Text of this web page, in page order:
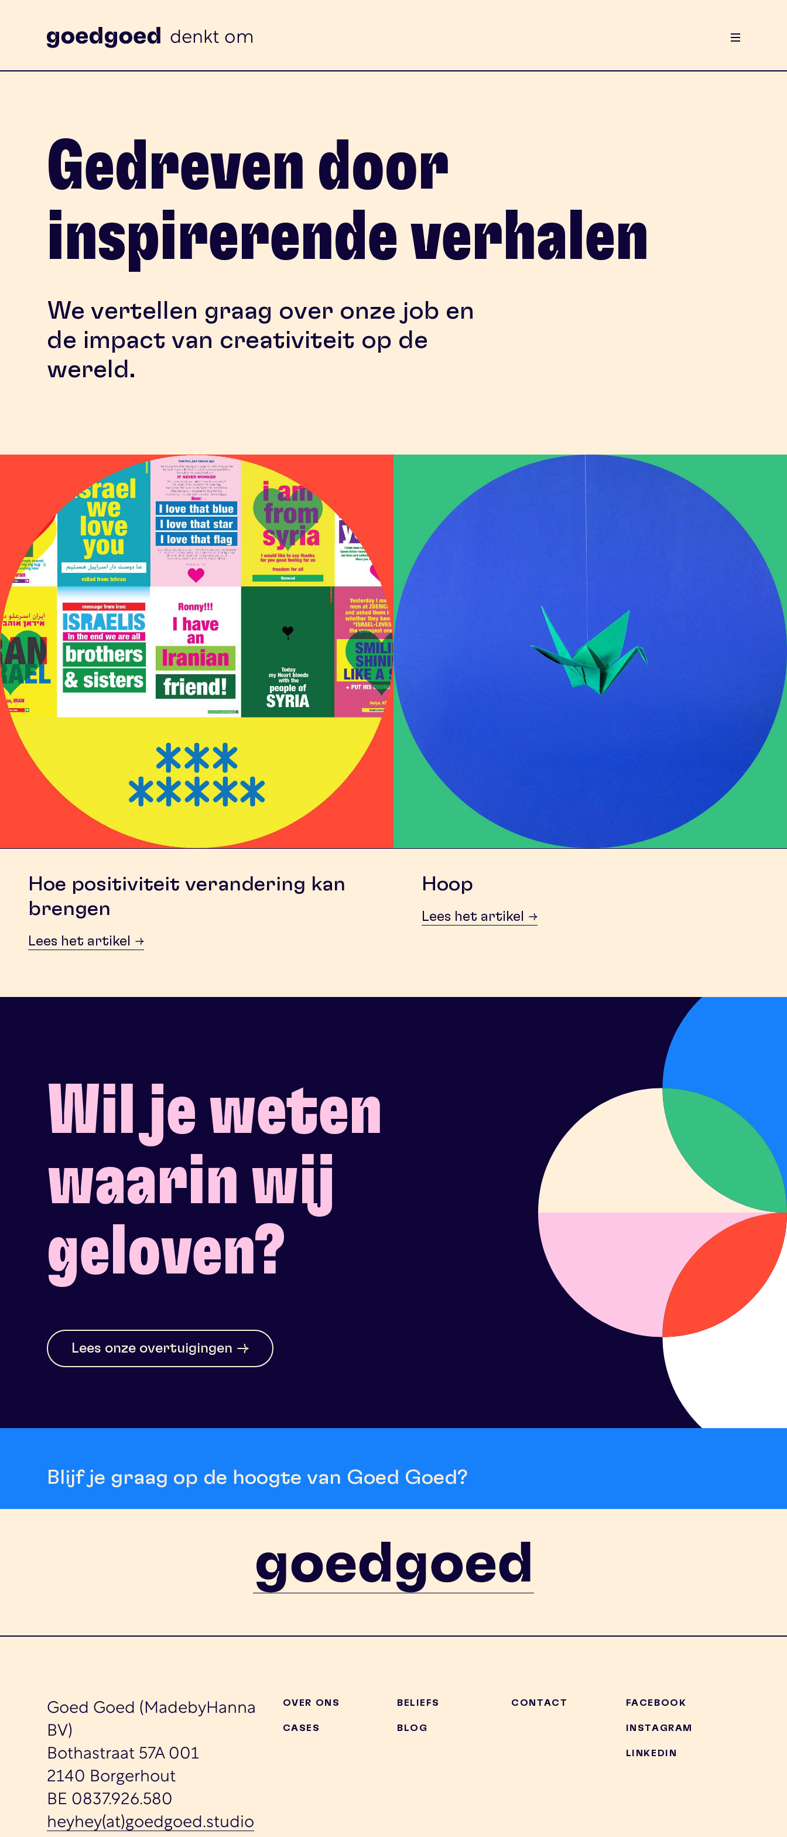
denkt om
Gedreven door
inspirerende verhalen
We vertellen graag over onze job en
de impact van creativiteit op de
wereld.
Hoe positiviteit verandering kan
brengen
Lees het artikel
Hoop
Lees het artikel
Wil je weten
waarin wij
geloven?
Lees onze overtuigingen
Blijf je graag op de hoogte van Goed Goed?
Goed Goed (MadebyHanna
BV)
Bothastraat 57A 001
2140 Borgerhout
BE 0837.926.580
heyhey(at)goedgoed.studio
OVER ONS
CASES
BELIEFS
BLOG
CONTACT FACEBOOK
INSTAGRAM
LINKEDIN